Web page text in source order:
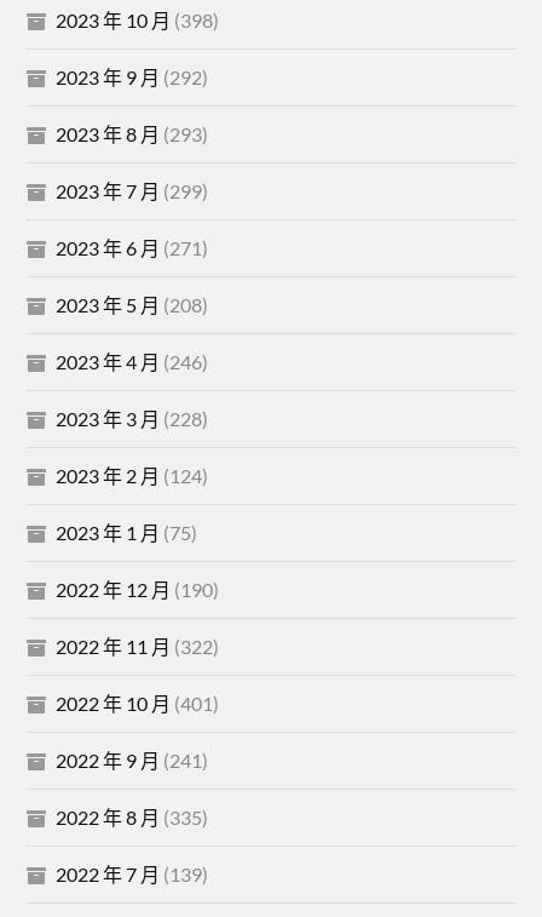
2023 年 10 月 (398)
2023 年 9 月 (292)
2023 年 8 月 (293)
2023 年 7 月 (299)
2023 年 6 月 (271)
2023 年 5 月 (208)
2023 年 4 月 (246)
2023 年 3 月 (228)
2023 年 2 月 (124)
2023 年 1 月 (75)
2022 年 12 月 (190)
2022 年 11 月 (322)
2022 年 10 月 (401)
2022 年 9 月 (241)
2022 年 8 月 (335)
2022 年 7 月 (139)